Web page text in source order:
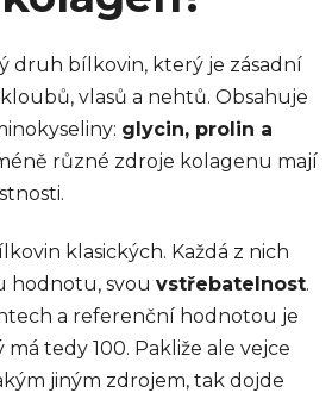
druh bílkovin, který je zásadní
vlasů a nehtů. Obsahuje
glycin, prolin a
různé zdroje kolagenu mají
klasických. Každá z nich
hodnotu, svou vstřebatelnost.
a referenční hodnotou je
má tedy 100. Pakliže ale vejce
jiným zdrojem, tak dojde